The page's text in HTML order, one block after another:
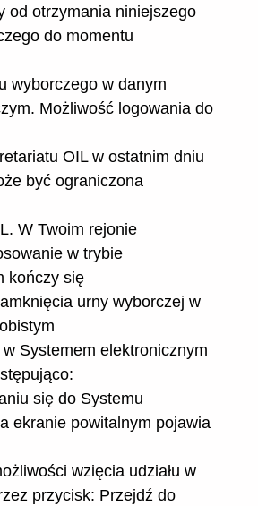
od otrzymania niniejszego
do momentu
wyborczego w danym
Możliwość logowania do
OIL w ostatnim dniu
być ograniczona
W Twoim rejonie
w trybie
kończy się
urny wyborczej w
w Systemem elektronicznym
się do Systemu
ekranie powitalnym pojawia
wzięcia udziału w
przycisk: Przejdź do